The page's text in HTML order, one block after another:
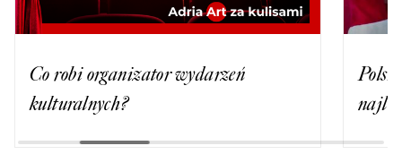
Co robi organizator wydarzeń
kulturalnych?